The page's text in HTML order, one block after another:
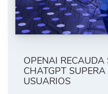
OPENAI
CHATGPT
USUARIOS